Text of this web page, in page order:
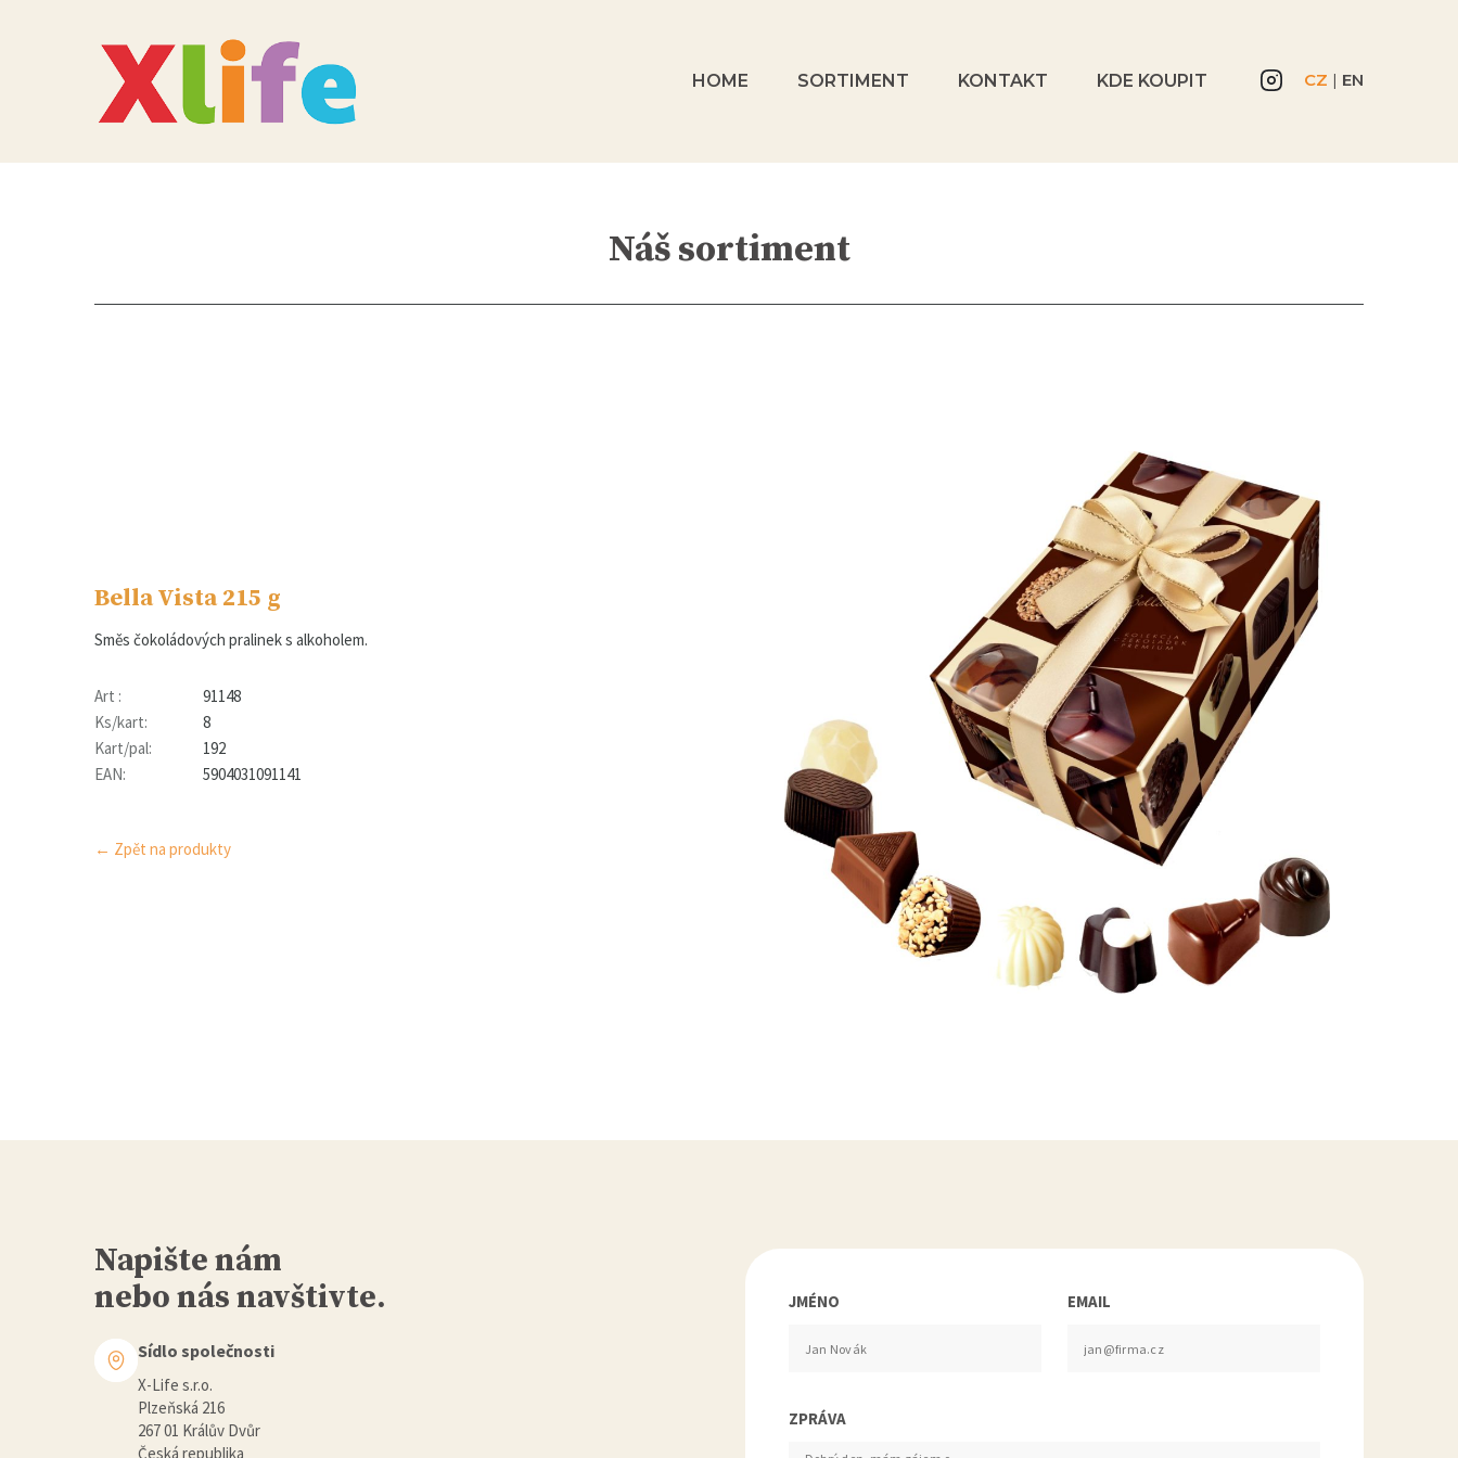
HOME SORTIMENT KONTAKT KDE KOUPIT CZ | EN
Náš sortiment
Bella Vista 215 g
Směs čokoládových pralinek s alkoholem.
Art :
91148
Ks/kart:
8
Kart/pal:
192
EAN:
5904031091141
← Zpět na produkty
Napište nám
nebo nás navštivte.
Sídlo společnosti
X-Life s.r.o.
Plzeňská 216
267 01 Králův Dvůr
Česká republika
JMÉNO EMAIL
ZPRÁVA